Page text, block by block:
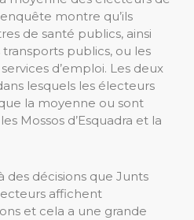
montre qu’ils
de santé publics, ainsi
publics, ou les
d’emploi. Les deux
lesquels les électeurs
la moyenne ou sont
Mossos d’Esquadra et la
des décisions que Junts
affichent
et cela a une grande